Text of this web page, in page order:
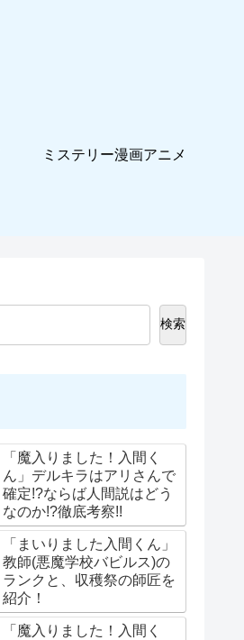
ミステリー漫画アニメ
検索
「魔入りました！入間く
ん」デルキラはアリさんで
確定!?ならば人間説はどう
なのか!?徹底考察!!
「まいりました入間くん」
教師(悪魔学校バビルス)の
ランクと、収穫祭の師匠を
紹介！
「魔入りました！入間く